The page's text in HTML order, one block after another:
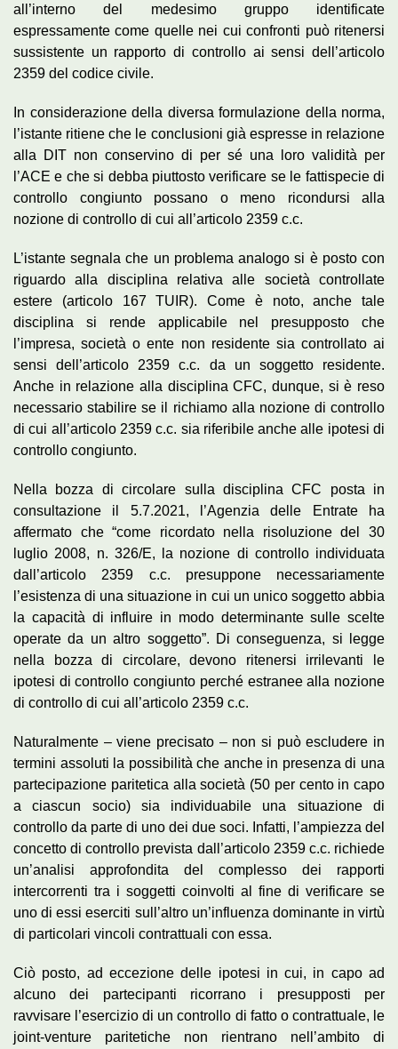
all’interno del medesimo gruppo identificate
espressamente come quelle nei cui confronti può ritenersi
sussistente un rapporto di controllo ai sensi dell’articolo
2359 del codice civile.
In considerazione della diversa formulazione della norma,
l’istante ritiene che le conclusioni già espresse in relazione
alla DIT non conservino di per sé una loro validità per
l’ACE e che si debba piuttosto verificare se le fattispecie di
controllo congiunto possano o meno ricondursi alla
nozione di controllo di cui all’articolo 2359 c.c.
L’istante segnala che un problema analogo si è posto con
riguardo alla disciplina relativa alle società controllate
estere (articolo 167 TUIR). Come è noto, anche tale
disciplina si rende applicabile nel presupposto che
l’impresa, società o ente non residente sia controllato ai
sensi dell’articolo 2359 c.c. da un soggetto residente.
Anche in relazione alla disciplina CFC, dunque, si è reso
necessario stabilire se il richiamo alla nozione di controllo
di cui all’articolo 2359 c.c. sia riferibile anche alle ipotesi di
controllo congiunto.
Nella bozza di circolare sulla disciplina CFC posta in
consultazione il 5.7.2021, l’Agenzia delle Entrate ha
affermato che “come ricordato nella risoluzione del 30
luglio 2008, n. 326/E, la nozione di controllo individuata
dall’articolo 2359 c.c. presuppone necessariamente
l’esistenza di una situazione in cui un unico soggetto abbia
la capacità di influire in modo determinante sulle scelte
operate da un altro soggetto”. Di conseguenza, si legge
nella bozza di circolare, devono ritenersi irrilevanti le
ipotesi di controllo congiunto perché estranee alla nozione
di controllo di cui all’articolo 2359 c.c.
Naturalmente – viene precisato – non si può escludere in
termini assoluti la possibilità che anche in presenza di una
partecipazione paritetica alla società (50 per cento in capo
a ciascun socio) sia individuabile una situazione di
controllo da parte di uno dei due soci. Infatti, l’ampiezza del
concetto di controllo prevista dall’articolo 2359 c.c. richiede
un’analisi approfondita del complesso dei rapporti
intercorrenti tra i soggetti coinvolti al fine di verificare se
uno di essi eserciti sull’altro un’influenza dominante in virtù
di particolari vincoli contrattuali con essa.
Ciò posto, ad eccezione delle ipotesi in cui, in capo ad
alcuno dei partecipanti ricorrano i presupposti per
ravvisare l’esercizio di un controllo di fatto o contrattuale, le
joint-venture paritetiche non rientrano nell’ambito di